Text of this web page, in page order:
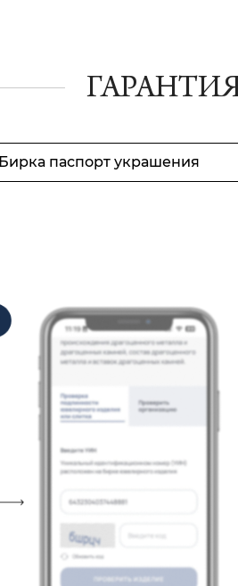
Бирка паспорт украшения